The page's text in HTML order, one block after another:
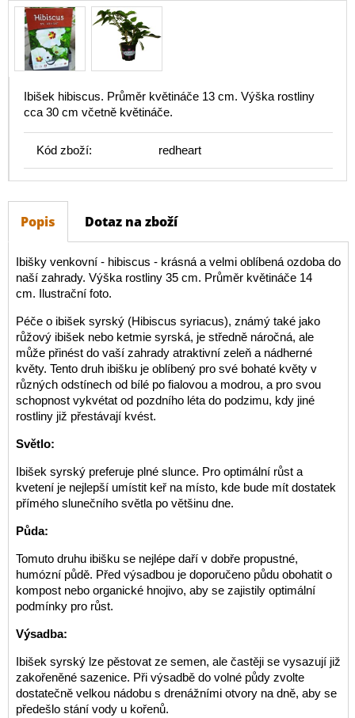
Ibišek hibiscus. Průměr květináče 13 cm. Výška rostliny
cca 30 cm včetně květináče.
Kód zboží: redheart
Popis Dotaz na zboží
Ibišky venkovní - hibiscus - krásná a velmi oblíbená ozdoba do
naší zahrady. Výška rostliny 35 cm. Průměr květináče 14
cm. Ilustrační foto.
Péče o ibišek syrský (Hibiscus syriacus), známý také jako
růžový ibišek nebo ketmie syrská, je středně náročná, ale
může přinést do vaší zahrady atraktivní zeleň a nádherné
květy. Tento druh ibišku je oblíbený pro své bohaté květy v
různých odstínech od bílé po fialovou a modrou, a pro svou
schopnost vykvétat od pozdního léta do podzimu, kdy jiné
rostliny již přestávají kvést.
Světlo:
Ibišek syrský preferuje plné slunce. Pro optimální růst a
kvetení je nejlepší umístit keř na místo, kde bude mít dostatek
přímého slunečního světla po většinu dne.
Půda:
Tomuto druhu ibišku se nejlépe daří v dobře propustné,
humózní půdě. Před výsadbou je doporučeno půdu obohatit o
kompost nebo organické hnojivo, aby se zajistily optimální
podmínky pro růst.
Výsadba:
Ibišek syrský lze pěstovat ze semen, ale častěji se vysazují již
zakořeněné sazenice. Při výsadbě do volné půdy zvolte
dostatečně velkou nádobu s drenážními otvory na dně, aby se
předešlo stání vody u kořenů.